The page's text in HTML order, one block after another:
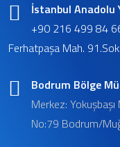
İstanbul Anadolu
+90 216 499 84
Ferhatpaşa Mah.
Bodrum Bölge
Merkez:
No:79 Bodrum/